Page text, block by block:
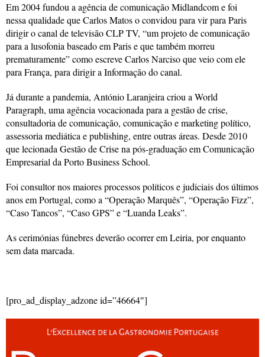
Em 2004 fundou a agência de comunicação Midlandcom e foi
nessa qualidade que Carlos Matos o convidou para vir para Paris
dirigir o canal de televisão CLP TV, “um projeto de comunicação
para a lusofonia baseado em Paris e que também morreu
prematuramente” como escreve Carlos Narciso que veio com ele
para França, para dirigir a Informação do canal.
Já durante a pandemia, António Laranjeira criou a World
Paragraph, uma agência vocacionada para a gestão de crise,
consultadoria de comunicação, comunicação e marketing político,
assessoria mediática e publishing, entre outras áreas. Desde 2010
que lecionada Gestão de Crise na pós-graduação em Comunicação
Empresarial da Porto Business School.
Foi consultor nos maiores processos políticos e judiciais dos últimos
anos em Portugal, como a “Operação Marquês”, “Operação Fizz”,
“Caso Tancos”, “Caso GPS” e “Luanda Leaks”.
As cerimónias fúnebres deverão ocorrer em Leiria, por enquanto
sem data marcada.
[pro_ad_display_adzone id=”46664″]